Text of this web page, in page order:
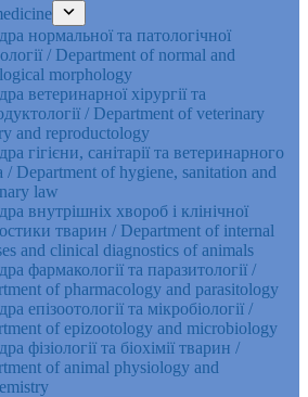
нормальної та патологічної
/ Department of normal and
morphology
ветеринарної хірургії та
/ Department of veterinary
and reproductology
гігієни, санітарії та ветеринарного
/ Department of hygiene, sanitation and
law
внутрішніх хвороб і клінічної
тварин / Department of internal
and clinical diagnostics of animals
фармакології та паразитології /
of pharmacology and parasitology
епізоотології та мікробіології /
of epizootology and microbiology
фізіології та біохімії тварин /
of animal physiology and